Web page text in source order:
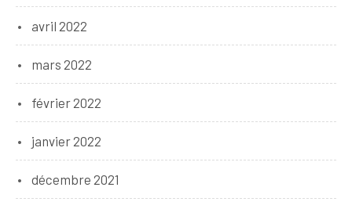
avril 2022
mars 2022
février 2022
janvier 2022
décembre 2021